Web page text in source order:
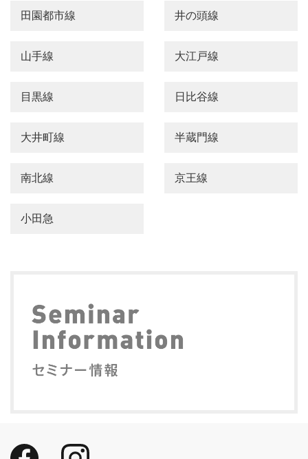
田園都市線 井の頭線
山手線 大江戸線
目黒線 日比谷線
大井町線 半蔵門線
南北線 京王線
小田急